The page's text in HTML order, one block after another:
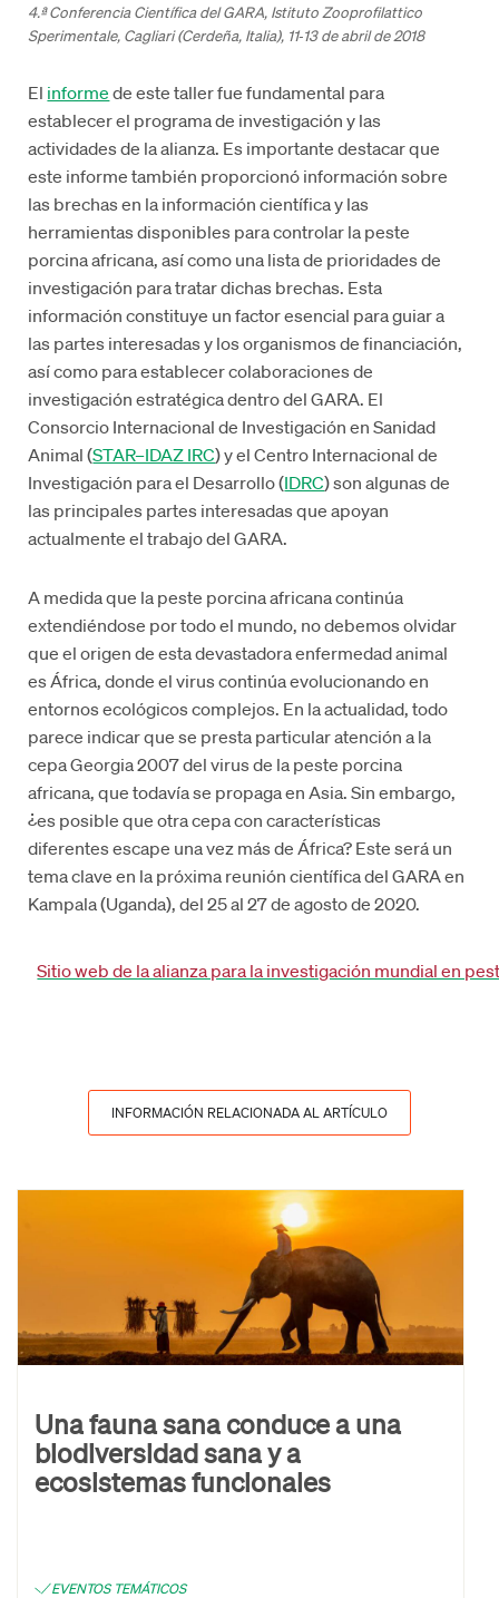
4.ª Conferencia Científica del GARA, Istituto Zooprofilattico
Sperimentale, Cagliari (Cerdeña, Italia), 11‑13 de abril de 2018
El informede este taller fue fundamental para
establecer el programa de investigación y las
actividades de la alianza. Es importante destacar que
este informe también proporcionó información sobre
las brechas en la información científica y las
herramientas disponibles para controlar la peste
porcina africana, así como una lista de prioridades de
investigación para tratar dichas brechas. Esta
información constituye un factor esencial para guiar a
las partes interesadas y los organismos de financiación,
así como para establecer colaboraciones de
investigación estratégica dentro del GARA. El
Consorcio Internacional de Investigación en Sanidad
Animal (STAR–IDAZ IRC) y el Centro Internacional de
Investigación para el Desarrollo (IDRC) son algunas de
las principales partes interesadas que apoyan
actualmente el trabajo del GARA.
A medida que la peste porcina africana continúa
extendiéndose por todo el mundo, no debemos olvidar
que el origen de esta devastadora enfermedad animal
es África, donde el virus continúa evolucionando en
entornos ecológicos complejos. En la actualidad, todo
parece indicar que se presta particular atención a la
cepa Georgia 2007 del virus de la peste porcina
africana, que todavía se propaga en Asia. Sin embargo,
¿es posible que otra cepa con características
diferentes escape una vez más de África? Este será un
tema clave en la próxima reunión científica del GARA en
Kampala (Uganda), del 25 al 27 de agosto de 2020.
Sitio web de la alianza para la investigación mundial en
INFORMACIÓN RELACIONADA AL ARTÍCULO
Una fauna sana conduce a una
biodiversidad sana y a
ecosistemas funcionales
EVENTOS TEMÁTICOS